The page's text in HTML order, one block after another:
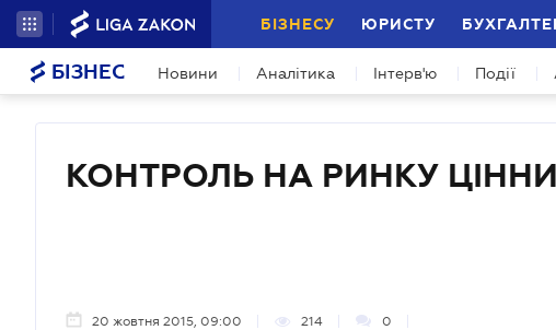
БІЗНЕСУ ЮРИСТУ
БІЗНЕС Новини Аналітика Інтерв'ю Події
КОНТРОЛЬ НА РИНКУ
20 жовтня 2015, 09:00 214 0